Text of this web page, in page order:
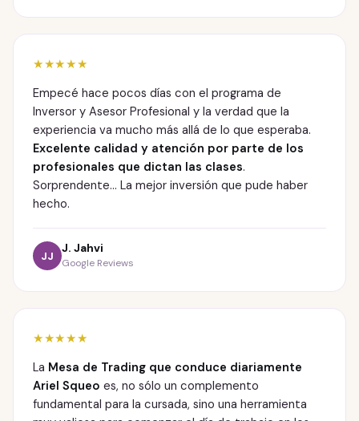
★★★★★
Empecé hace pocos días con el programa de
Inversor y Asesor Profesional y la verdad que la
experiencia va mucho más allá de lo que esperaba.
Excelente calidad y atención por parte de los
profesionales que dictan las clases.
Sorprendente... La mejor inversión que pude haber
hecho.
JJ
J. Jahvi
Google Reviews
★★★★★
La Mesa de Trading que conduce diariamente
Ariel Squeo es, no sólo un complemento
fundamental para la cursada, sino una herramienta